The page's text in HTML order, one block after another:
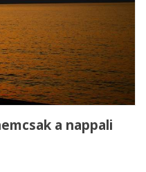
a nappali